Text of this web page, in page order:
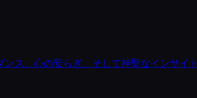
ス、心の安らぎ、そして神聖なインサイト